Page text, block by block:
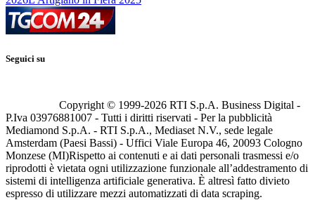
Seguici su
Copyright © 1999-2026 RTI S.p.A. Business Digital -
P.Iva 03976881007 - Tutti i diritti riservati - Per la pubblicità
Mediamond S.p.A. - RTI S.p.A., Mediaset N.V., sede legale
Amsterdam (Paesi Bassi) - Uffici Viale Europa 46, 20093 Cologno
Monzese (MI)Rispetto ai contenuti e ai dati personali trasmessi e/o
riprodotti è vietata ogni utilizzazione funzionale all’addestramento di
sistemi di intelligenza artificiale generativa. È altresì fatto divieto
espresso di utilizzare mezzi automatizzati di data scraping.